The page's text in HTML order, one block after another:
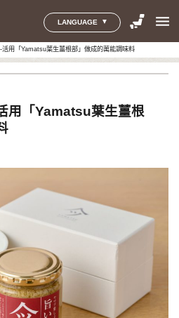
LANGUAGE menu
用「Yamatsu葉生薑根部」做成的萬能調味料
「Yamatsu葉生薑根